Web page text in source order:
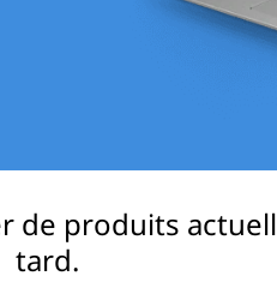
produits
tard.